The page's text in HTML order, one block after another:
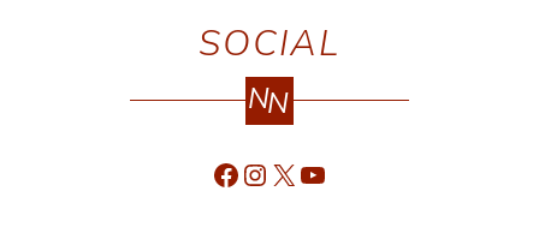
SOCIAL
NN
Facebook
Instagram
X YouTube